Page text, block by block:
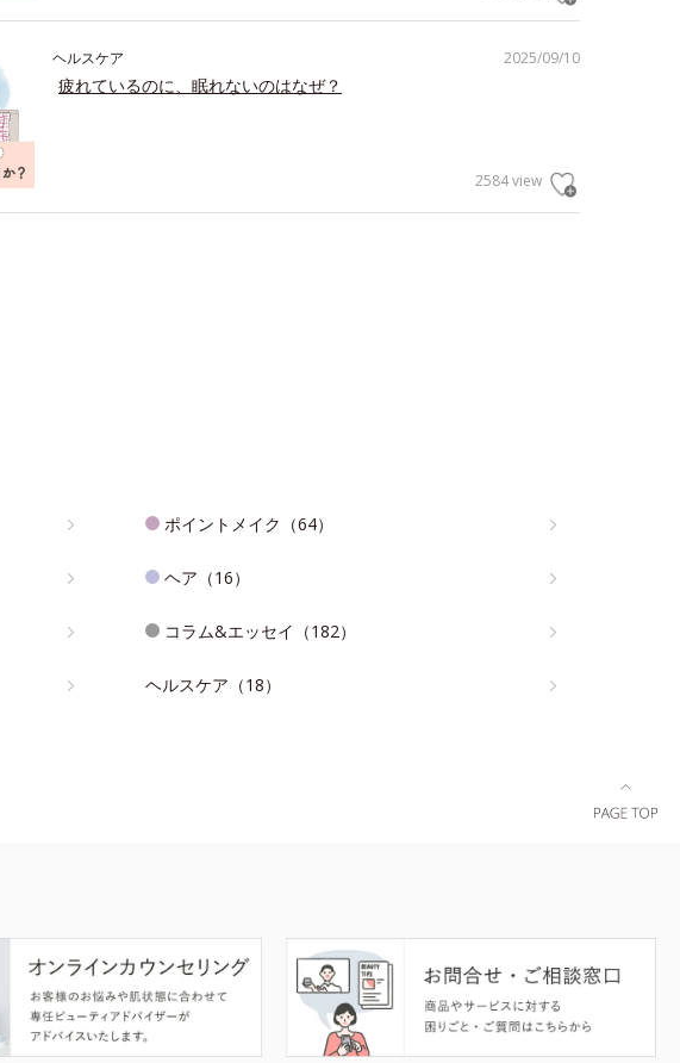
2025/09/10
ヘルスケア
疲れているのに、眠れないのはなぜ？
2584 view
ポイントメイク（64）
ヘア（16）
コラム&エッセイ（182）
ヘルスケア（18）